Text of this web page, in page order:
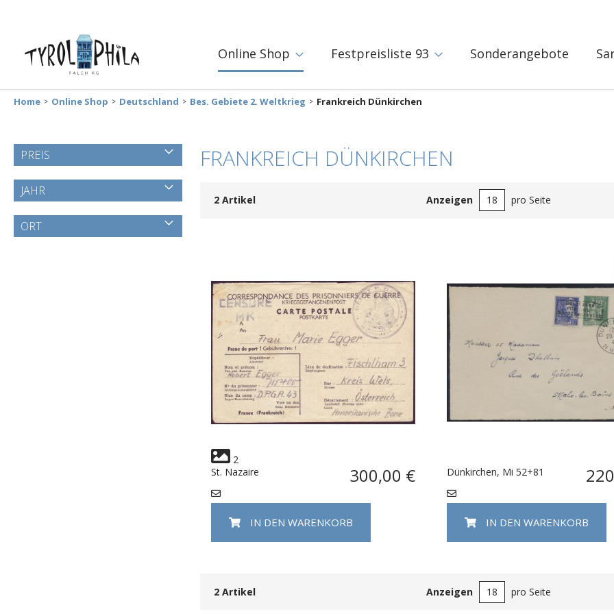
Online Shop Festpreisliste 93 Sonderangebote
Home Online Shop Deutschland Bes. Gebiete 2. Weltkrieg Frankreich Dünkirchen
FRANKREICH DÜNKIRCHEN
2Artikel Anzeigen pro Seite
2
St. Nazaire
300,00 €
IN DEN WARENKORB
Dünkirchen, Mi 52+81
IN DEN WARENKORB
2Artikel Anzeigen pro Seite
PREIS
JAHR
ORT